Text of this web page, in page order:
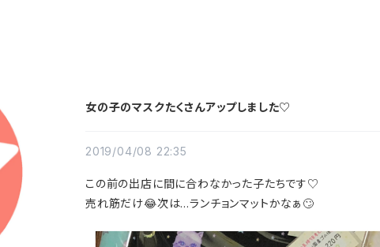
女の子のマスクたくさんアップしました♡
2019/04/08 22:35
この前の出店に間に合わなかった子たちです♡
売れ筋だけ😂次は…ランチョンマットかなぁ🙄